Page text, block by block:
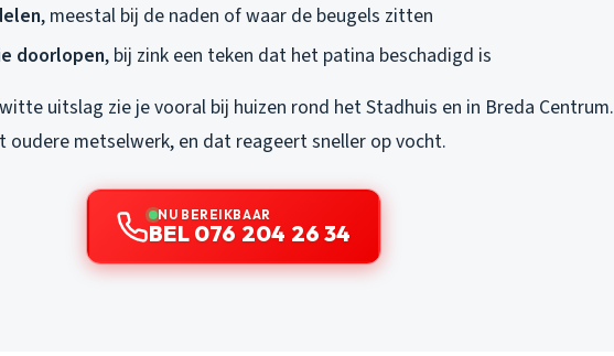
, meestal bij de naden of waar de beugels zitten
doorlopen, bij zink een teken dat het patina beschadigd is
uitslag zie je vooral bij huizen rond het Stadhuis en in Breda Centrum.
oudere metselwerk, en dat reageert sneller op vocht.
NU BEREIKBAAR
BEL 076 204 26 34